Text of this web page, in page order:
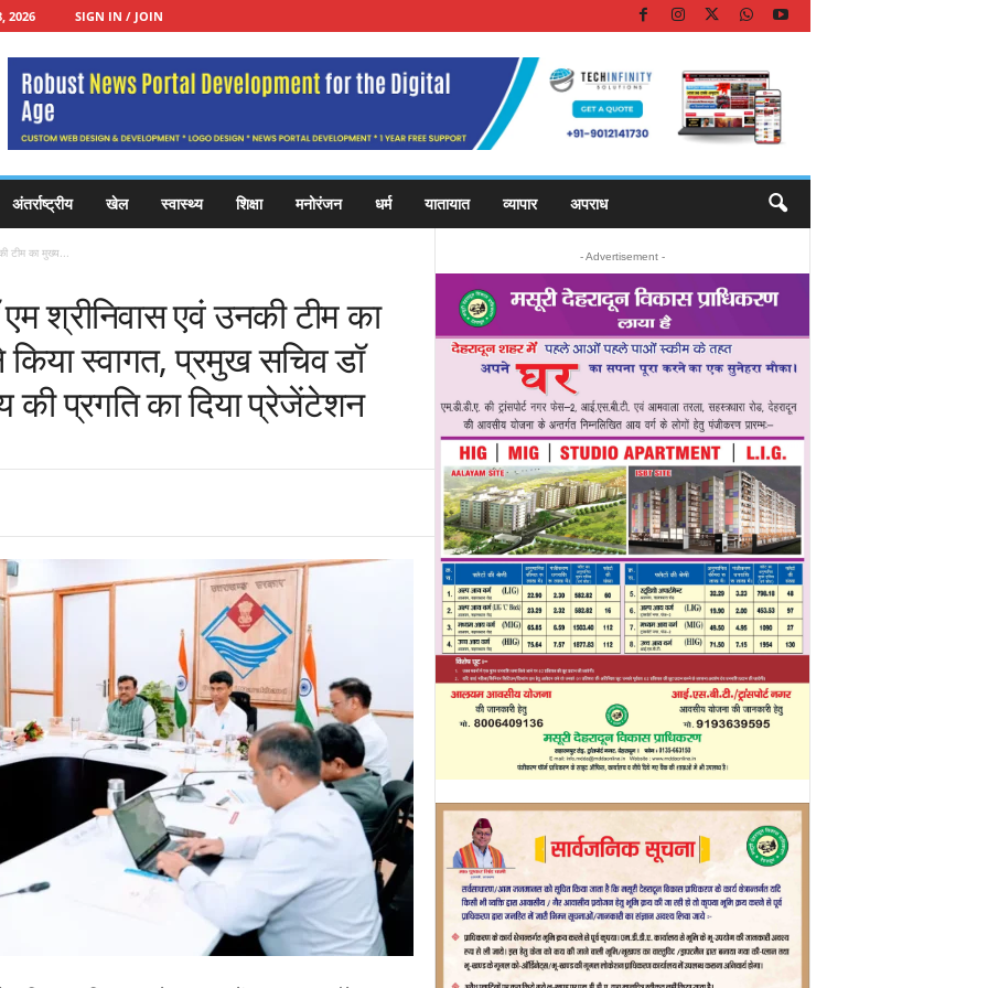
2026 SIGN IN / JOIN
अंतर्राष्ट्रीय खेल स्वास्थ्य शिक्षा मनोरंजन धर्म यातायात व्यापार अपराध
टीम का मुख्य...
श्रीनिवास एवं उनकी टीम का
स्वागत, प्रमुख सचिव डॉ
की प्रगति का दिया प्रेजेंटेशन
- Advertisement -